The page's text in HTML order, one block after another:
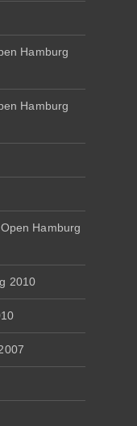
Hamburg
Hamburg
Hamburg
2010